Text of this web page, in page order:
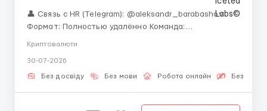
👤 Связь с HR (Telegram): @aleksandr_barabashov
Формат: Полностью удалённо Команда:
Labs мы научим Вас фундаментальным принципам
работы от и до.» Анализ цифровых активов
Криптовалюти
30-07-2026
Без досвіду Без мови Робота онлайн